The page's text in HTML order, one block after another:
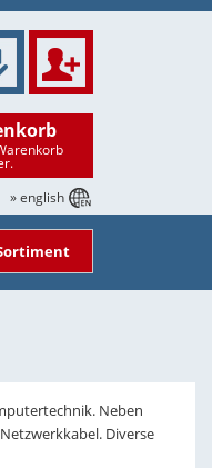
Neben
Diverse
» english